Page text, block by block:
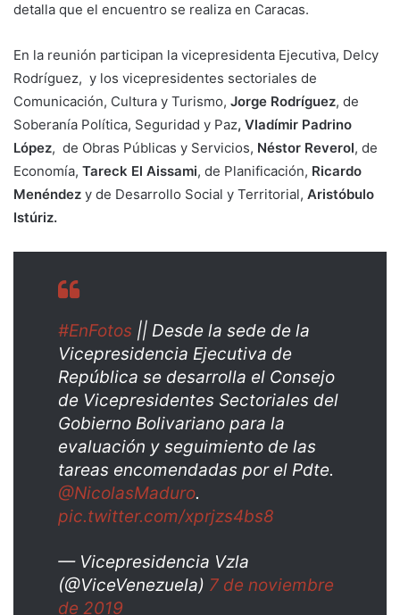
detalla que el encuentro se realiza en Caracas.
En la reunión participan la vicepresidenta Ejecutiva, Delcy
Rodríguez, y los vicepresidentes sectoriales de
Comunicación, Cultura y Turismo, Jorge Rodríguez, de
Soberanía Política, Seguridad y Paz, Vladímir Padrino
López, de Obras Públicas y Servicios, Néstor Reverol, de
Economía, Tareck El Aissami, de Planificación, Ricardo
Menéndez y de Desarrollo Social y Territorial, Aristóbulo
Istúriz.
#EnFotos || Desde la sede de la
Vicepresidencia Ejecutiva de
República se desarrolla el Consejo
de Vicepresidentes Sectoriales del
Gobierno Bolivariano para la
evaluación y seguimiento de las
tareas encomendadas por el Pdte.
@NicolasMaduro.
pic.twitter.com/xprjzs4bs8
— Vicepresidencia Vzla
(@ViceVenezuela) 7 de noviembre
de 2019